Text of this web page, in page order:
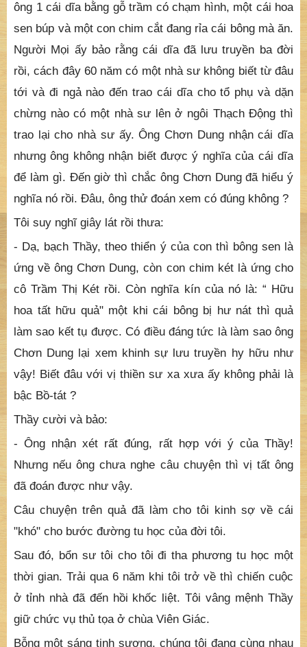
trước.
Tôi cúi đầu lạy Thầy, định ra khỏi phòng thì Thầy lại
bảo :
- À, còn điều này mới lạ. Đệ tử của ông thuật lại cho
Thầy biết rằng hồi đầu ông mới lên thì trong làng sắc
tộc cho một người đại diện biết tiếng Việt ra trao cho
ông 1 cái dĩa bằng gỗ trầm có chạm hình, một cái hoa
sen búp và một con chim cắt đang rỉa cái bông mà ăn.
Người Mọi ấy bảo rằng cái dĩa đã lưu truyền ba đời
rồi, cách đây 60 năm có một nhà sư không biết từ đâu
tới và đi ngả nào đến trao cái dĩa cho tổ phụ và dặn
chừng nào có một nhà sư lên ở ngôi Thạch Động thì
trao lại cho nhà sư ấy. Ông Chơn Dung nhận cái dĩa
nhưng ông không nhận biết được ý nghĩa của cái dĩa
để làm gì. Đến giờ thì chắc ông Chơn Dung đã hiểu ý
nghĩa nó rồi. Đâu, ông thử đoán xem có đúng không ?
Tôi suy nghĩ giây lát rồi thưa:
- Dạ, bạch Thầy, theo thiển ý của con thì bông sen là
ứng về ông Chơn Dung, còn con chim két là ứng cho
cô Trầm Thị Két rồi. Còn nghĩa kín của nó là: “ Hữu
hoa tất hữu quả" một khi cái bông bị hư nát thì quả
làm sao kết tụ được. Có điều đáng tức là làm sao ông
Chơn Dung lại xem khinh sự lưu truyền hy hữu như
vậy! Biết đâu với vị thiền sư xa xưa ấy không phải là
bậc Bồ-tát ?
Thầy cười và bảo:
- Ông nhận xét rất đúng, rất hợp với ý của Thầy!
Nhưng nếu ông chưa nghe câu chuyện thì vị tất ông
đã đoán được như vậy.
Câu chuyện trên quả đã làm cho tôi kinh sợ về cái